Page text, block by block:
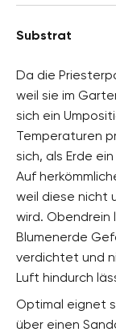
Substrat
Da die
weil sie im
sich ein
Temperaturen
sich, als Erde
Auf
weil diese nicht
wird. Obendrein
Blumenerde
verdichtet und
Luft hindurch
Optimal eignet
über einen